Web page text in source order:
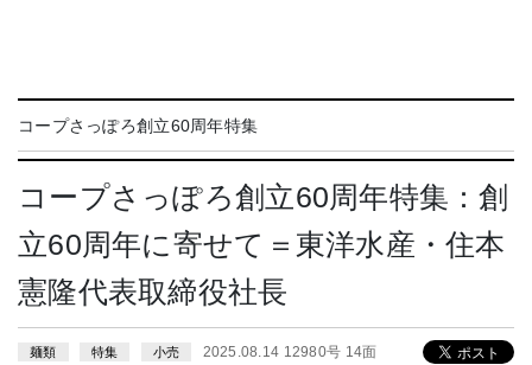
コープさっぽろ創立60周年特集
コープさっぽろ創立60周年特集：創
立60周年に寄せて＝東洋水産・住本
憲隆代表取締役社長
麺類 特集 小売 2025.08.14 12980号 14面